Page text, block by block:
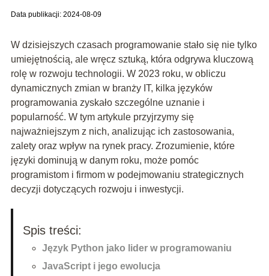
Data publikacji: 2024-08-09
W dzisiejszych czasach programowanie stało się nie tylko
umiejętnością, ale wręcz sztuką, która odgrywa kluczową
rolę w rozwoju technologii. W 2023 roku, w obliczu
dynamicznych zmian w branży IT, kilka języków
programowania zyskało szczególne uznanie i
popularność. W tym artykule przyjrzymy się
najważniejszym z nich, analizując ich zastosowania,
zalety oraz wpływ na rynek pracy. Zrozumienie, które
języki dominują w danym roku, może pomóc
programistom i firmom w podejmowaniu strategicznych
decyzji dotyczących rozwoju i inwestycji.
Spis treści:
Język Python jako lider w programowaniu
JavaScript i jego ewolucja